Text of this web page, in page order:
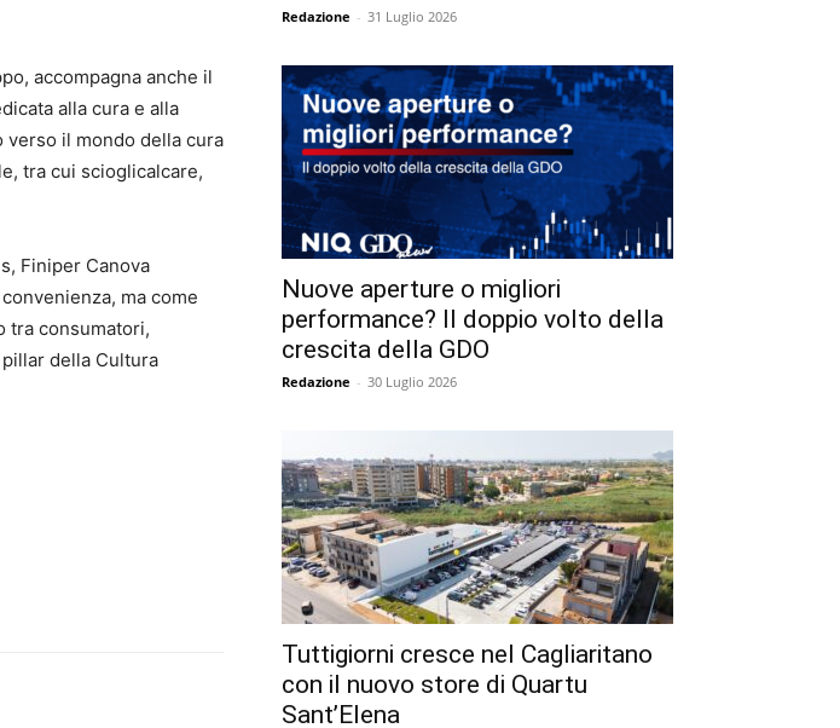
accompagna anche il
alla cura e alla
verso il mondo della cura
tra cui scioglicalcare,
Finiper Canova
ma come
tra consumatori,
della Cultura
Redazione - 31 Luglio 2026
Nuove aperture o migliori
performance? Il doppio volto della
crescita della GDO
Redazione - 30 Luglio 2026
Tuttigiorni cresce nel Cagliaritano
con il nuovo store di Quartu
Sant’Elena